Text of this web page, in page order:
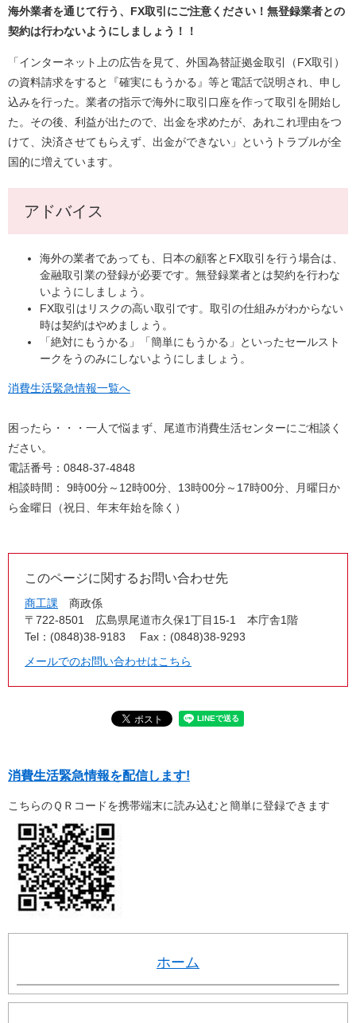
海外業者を通じて行う、FX取引にご注意ください！無登録業者との
契約は行わないようにしましょう！！
「インターネット上の広告を見て、外国為替証拠金取引（FX取引）
の資料請求をすると『確実にもうかる』等と電話で説明され、申し
込みを行った。業者の指示で海外に取引口座を作って取引を開始し
た。その後、利益が出たので、出金を求めたが、あれこれ理由をつ
けて、決済させてもらえず、出金ができない」というトラブルが全
国的に増えています。
アドバイス
海外の業者であっても、日本の顧客とFX取引を行う場合は、
金融取引業の登録が必要です。無登録業者とは契約を行わな
いようにしましょう。
FX取引はリスクの高い取引です。取引の仕組みがわからない
時は契約はやめましょう。
「絶対にもうかる」「簡単にもうかる」といったセールスト
ークをうのみにしないようにしましょう。
消費生活緊急情報一覧へ
困ったら・・・一人で悩まず、尾道市消費生活センターにご相談く
ださい。
電話番号：0848-37-4848
相談時間： 9時00分～12時00分、13時00分～17時00分、月曜日か
ら金曜日（祝日、年末年始を除く）
このページに関するお問い合わせ先
商工課
商政係
〒722-8501
広島県尾道市久保1丁目15-1 本庁舎1階
Tel：(0848)38-9183
Fax：(0848)38-9293
メールでのお問い合わせはこちら
消費生活緊急情報を配信します!
こちらのＱＲコードを携帯端末に読み込むと簡単に登録できます
ホーム